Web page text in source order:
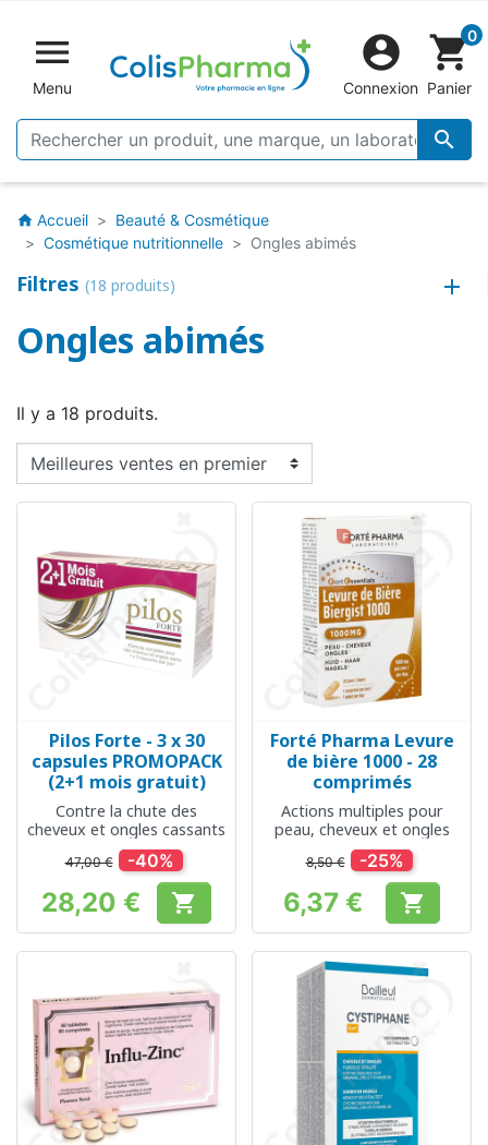

Menu


Connexion
shopping_cart0
Panier
home Accueil
Beauté & Cosmétique
Cosmétique nutritionnelle
Ongles abimés
Filtres (18 produits)
Ongles abimés
Il y a 18 produits.
Pilos Forte - 3 x 30
capsules PROMOPACK
(2+1 mois gratuit)
Contre la chute des
cheveux et ongles cassants
47,00 € -40%
Prix
28,20 € 
Forté Pharma Levure
de bière 1000 - 28
comprimés
Actions multiples pour
peau, cheveux et ongles
8,50 € -25%
Prix
6,37 € 